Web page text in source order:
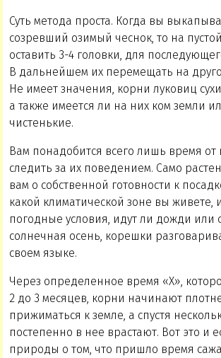
Суть метода проста. Когда вы
созревший озимый чеснок, то на
оставить 3-4 головки, для
В дальнейшем их перемещать на
Не имеет значения, корни луковиц
а также имеется ли на них ком земли
чистенькие.
Вам понадобится всего лишь время от
следить за их поведением. Само
вам о собственной готовности к
какой климатической зоне вы живете,
погодные условия, идут ли дожди или
солнечная осень, корешки
своем языке.
Через определенное время «Х»,
2 до 3 месяцев, корни начинают
прижиматься к земле, а спустя
постепенно в нее врастают. Вот это и
природы о том, что пришло время